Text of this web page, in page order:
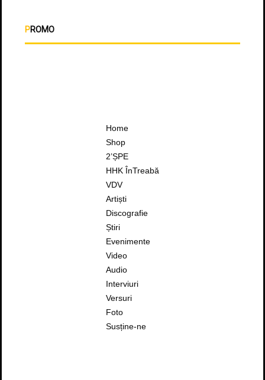
PROMO
Home
Shop
2’ȘPE
HHK ÎnTreabă
VDV
Artiști
Discografie
Știri
Evenimente
Video
Audio
Interviuri
Versuri
Foto
Susține-ne